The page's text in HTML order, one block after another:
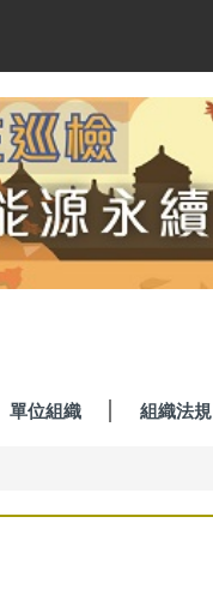
單位組織 組織法規